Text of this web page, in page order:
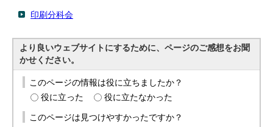
印刷分科会
より良いウェブサイトにするために、ページのご感想をお聞
かせください。
このページの情報は役に立ちましたか？
役に立った
役に立たなかった
このページは見つけやすかったですか？